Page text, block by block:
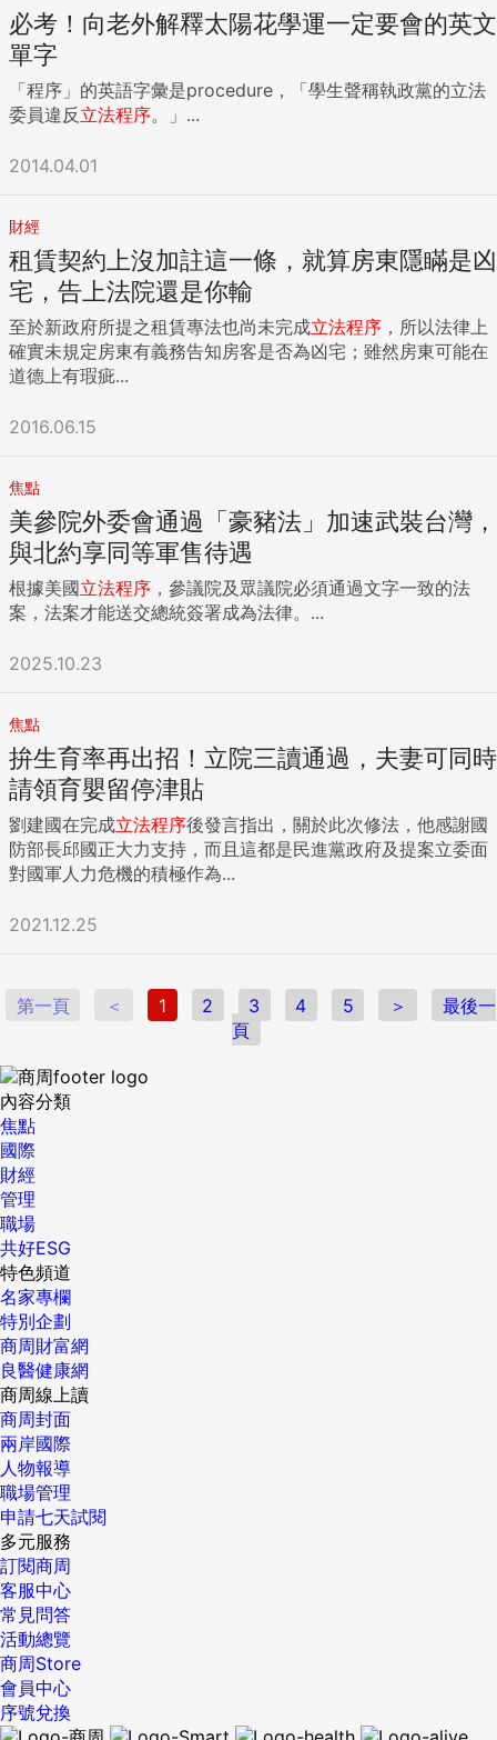
必考！向老外解釋太陽花學運一定要會的英文
單字
「程序」的英語字彙是procedure，「學生聲稱執政黨的立法
委員違反立法程序。」...
2014.04.01
財經
租賃契約上沒加註這一條，就算房東隱瞞是凶
宅，告上法院還是你輸
至於新政府所提之租賃專法也尚未完成立法程序 ，所以法律上
確實未規定房東有義務告知房客是否為凶宅；雖然房東可能在
道德上有瑕疵...
2016.06.15
焦點
美參院外委會通過「豪豬法」加速武裝台灣，
與北約享同等軍售待遇
根據美國立法程序 ，參議院及眾議院必須通過文字一致的法
案，法案才能送交總統簽署成為法律。...
2025.10.23
焦點
拚生育率再出招！立院三讀通過，夫妻可同時
請領育嬰留停津貼
劉建國在完成立法程序後發言指出，關於此次修法，他感謝國
防部長邱國正大力支持，而且這都是民進黨政府及提案立委面
對國軍人力危機的積極作為...
2021.12.25
第一頁 ＜ 1 2 3 4 5 ＞
最後一
頁
內容分類
焦點
國際
財經
管理
職場
共好ESG
特色頻道
名家專欄
特別企劃
商周財富網
良醫健康網
商周線上讀
商周封面
兩岸國際
人物報導
職場管理
申請七天試閱
多元服務
訂閱商周
客服中心
常見問答
活動總覽
商周Store
會員中心
序號兌換